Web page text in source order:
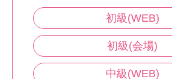
初級(WEB)
初級(会場)
中級(WEB)